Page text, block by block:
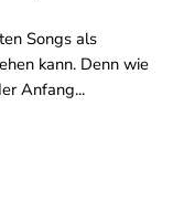
Songs als
kann. Denn wie
Anfang...